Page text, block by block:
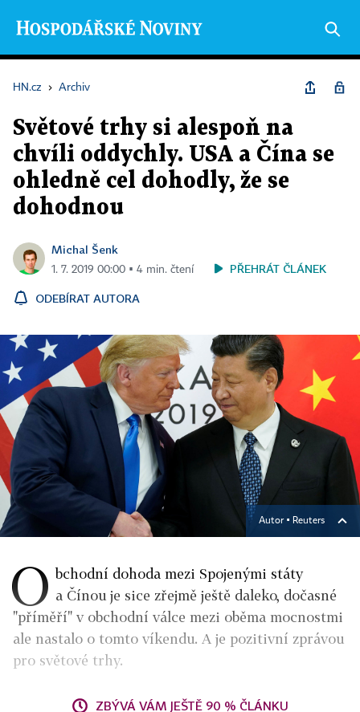
HN.cz › Archiv
Světové trhy si alespoň na
chvíli oddychly. USA a Čína se
ohledně cel dohodly, že se
dohodnou
Michal Šenk
1. 7. 2019 00:00 ▪ 4 min. čtení PŘEHRÁT ČLÁNEK
ODEBÍRAT AUTORA
Autor ▪ Reuters
O bchodní dohoda mezi Spojenými státy
a Čínou je sice zřejmě ještě daleko, dočasné
"příměří" v obchodní válce mezi oběma mocnostmi
ale nastalo o tomto víkendu. A je pozitivní zprávou
pro světové trhy.
ZBÝVÁ VÁM JEŠTĚ 90 % ČLÁNKU